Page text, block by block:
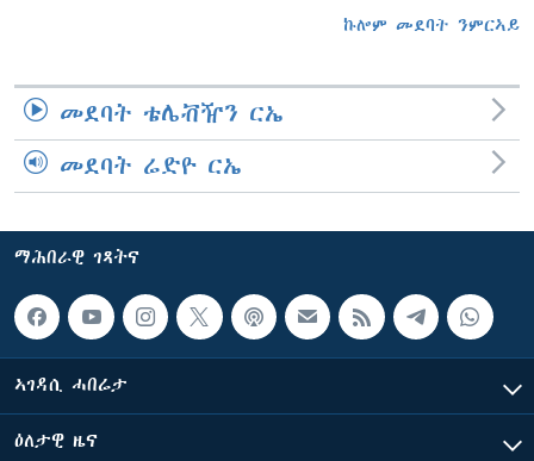
ኩሎም መደባት ንምርኣይ
መደባት ቴሌቭዥን ርኤ
መደባት ሬድዮ ርኤ
ማሕበራዊ ገጻትና
ኣገዳሲ ሓበሬታ
ዕለታዊ ዜና